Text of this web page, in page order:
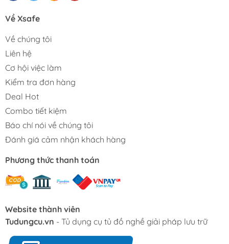
Về Xsafe
Về chúng tôi
Liên hệ
Cơ hội việc làm
Kiểm tra đơn hàng
Deal Hot
Combo tiết kiệm
Báo chí nói về chúng tôi
Đánh giá cảm nhận khách hàng
Phương thức thanh toán
Website thành viên
Tudungcu.vn - Tủ dụng cụ tủ đồ nghề giải pháp lưu trữ